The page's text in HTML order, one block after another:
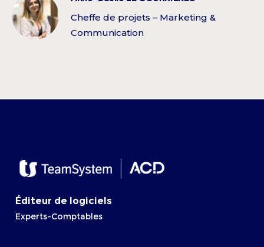
Cheffe de projets – Marketing &
Communication
Éditeur de logiciels
Experts-Comptables